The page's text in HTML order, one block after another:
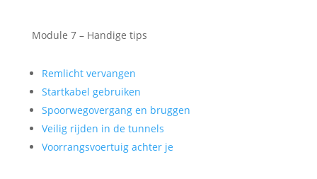
Module 7 – Handige tips
Remlicht vervangen
Startkabel gebruiken
Spoorwegovergang en bruggen
Veilig rijden in de tunnels
Voorrangsvoertuig achter je